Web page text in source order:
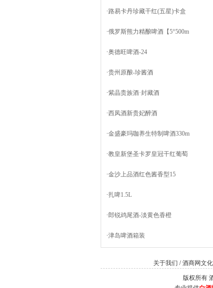
·路易卡丹珍藏干红(五星)卡盒
·俄罗斯熊力精酿啤酒【5°500m
·奥德旺啤酒-24
·贵州原酿-珍酱酒
·紫晶贵族酒·封藏酒
·西凤酒新贵妃醉酒
·金盛豪玛咖养生特制啤酒330m
·教皇新堡圣卡罗皇冠干红葡萄
·金沙上品酒红色酱香型15
·扎啤1.5L
·郎锐鸡尾酒-淡黄色香橙
·津岛啤酒箱装
关于我们 /酒商网文化
版权所有